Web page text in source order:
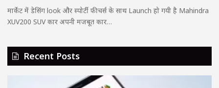
मार्केट में डेसिंग look और स्पोर्टी फीचर्स के साथ Launch हो गयी है Mahindra
XUV200 SUV कार अपनी मजबूत कार…
Recent Posts